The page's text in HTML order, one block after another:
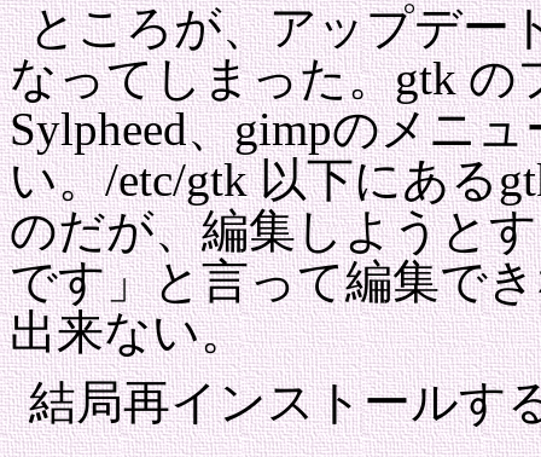
ところが、アップデー
なってしまった。gtk の
Sylpheed、gimpのメニ
い。/etc/gtk 以下にある
のだが、編集しようと
です」と言って編集で
出来ない。
結局再インストールす